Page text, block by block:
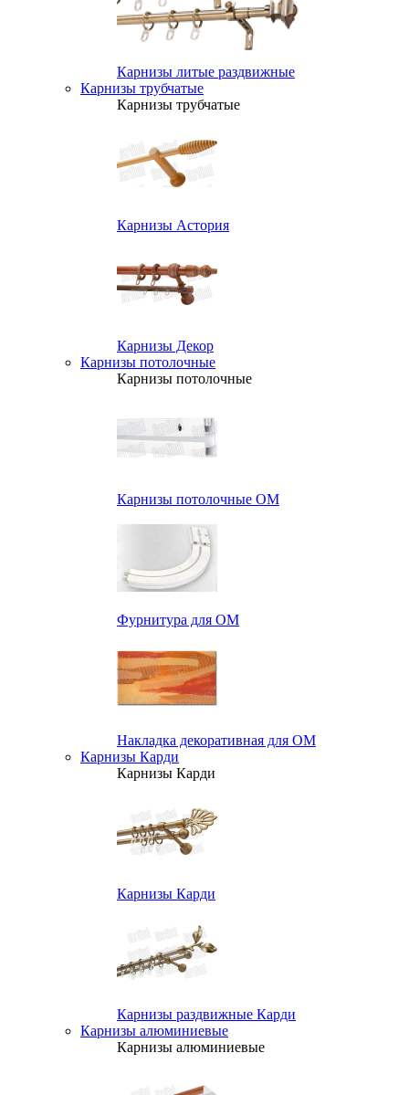
Карнизы литые раздвижные
Карнизы трубчатые
Карнизы трубчатые
Карнизы Астория
Карнизы Декор
Карнизы потолочные
Карнизы потолочные
Карнизы потолочные ОМ
Фурнитура для ОМ
Накладка декоративная для ОМ
Карнизы Карди
Карнизы Карди
Карнизы Карди
Карнизы раздвижные Карди
Карнизы алюминиевые
Карнизы алюминиевые